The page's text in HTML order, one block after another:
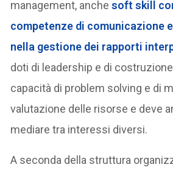
management, anche soft skill
competenze di comunicazione
nella gestione dei rapporti
doti di leadership e di
capacità di problem solving e di
valutazione delle risorse e deve
mediare tra interessi diversi.
A seconda della struttura